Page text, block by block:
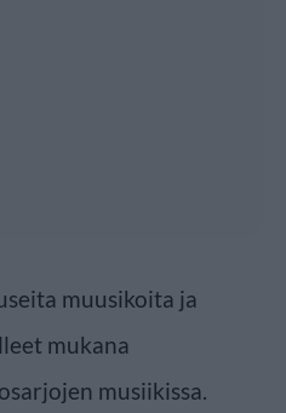
muusikoita ja
mukana
musiikissa.